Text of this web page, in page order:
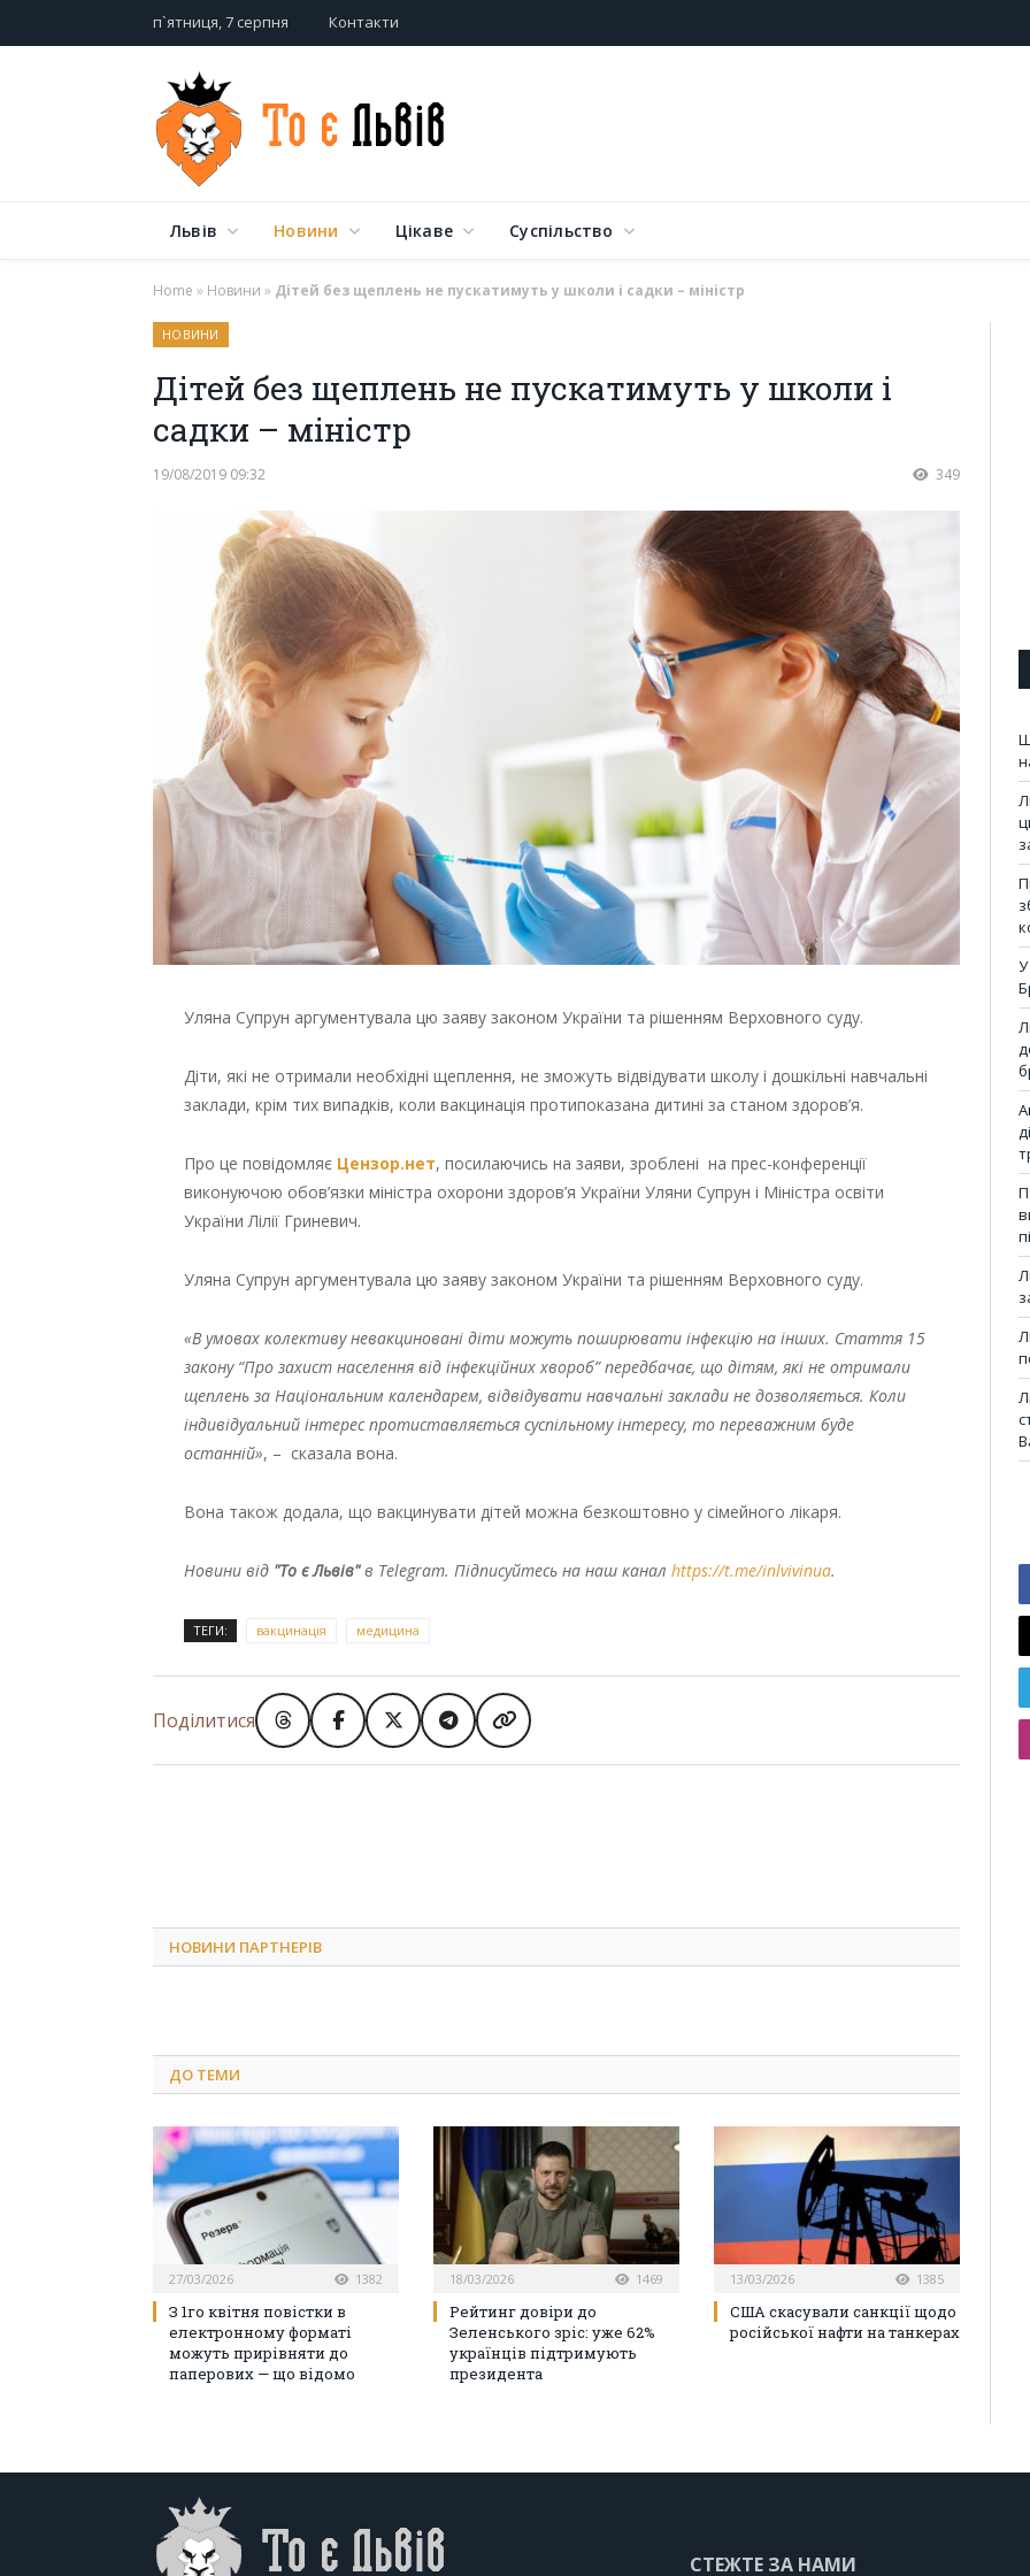
п`ятниця, 7 серпня Контакти
Львів Новини Цікаве Суспільство
Home » Новини » Дітей без щеплень не пускатимуть у школи і садки – міністр
НОВИНИ
Дітей без щеплень не пускатимуть у школи і
садки – міністр
19/08/2019 09:32 349
Уляна Супрун аргументувала цю заяву законом України та рішенням Верховного суду.
Діти, які не отримали необхідні щеплення, не зможуть відвідувати школу і дошкільні навчальні
заклади, крім тих випадків, коли вакцинація протипоказана дитині за станом здоров’я.
Про це повідомляє Цензор.нет, посилаючись на заяви, зроблені на прес-конференції
виконуючою обов’язки міністра охорони здоров’я України Уляни Супрун і Міністра освіти
України Лілії Гриневич.
Уляна Супрун аргументувала цю заяву законом України та рішенням Верховного суду.
«В умовах колективу невакциновані діти можуть поширювати інфекцію на інших. Стаття 15
закону “Про захист населення від інфекційних хвороб” передбачає, що дітям, які не отримали
щеплень за Національним календарем, відвідувати навчальні заклади не дозволяється. Коли
індивідуальний інтерес протиставляється суспільному інтересу, то переважним буде
останній», – сказала вона.
Вона також додала, що вакцинувати дітей можна безкоштовно у сімейного лікаря.
Новини від "То є Львів"в Telegram. Підписуйтесь на наш каналhttps://t.me/inlvivinua.
ТЕГИ: вакцинація медицина
Поділитися
НОВИНИ ПАРТНЕРІВ
ДО ТЕМИ
27/03/2026 1382
З 1го квітня повістки в
електронному форматі
можуть прирівняти до
паперових — що відомо
18/03/2026 1469
Рейтинг довіри до
Зеленського зріс: уже 62%
українців підтримують
президента
13/03/2026 1385
США скасували санкції щодо
російської нафти на танкерах
СТЕЖТЕ ЗА НАМИ